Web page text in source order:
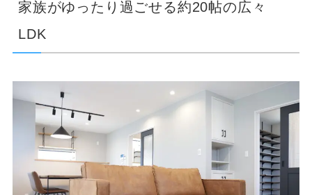
家族がゆったり過ごせる約20帖の広々
LDK